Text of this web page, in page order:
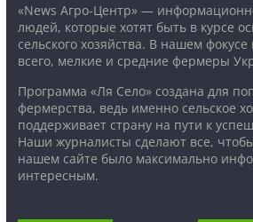
«News Агро-Центр» —
людей, которые хотят быть в курсе
сельского хозяйства. В нашем
всего, мелкие и средние фермеры
Программа «Ля Село» создана для
фермерства, ведь именно сельское
поддерживает страну на пути к
Наши журналисты сделают все,
нашем сайте было максимально
интересным.